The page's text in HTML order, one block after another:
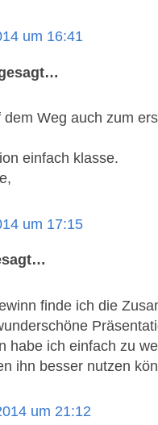
um 16:41
dem Weg auch zum
einfach klasse.
um 17:15
finde ich die
habe ich einfach zu
ihn besser nutzen
um 21:12